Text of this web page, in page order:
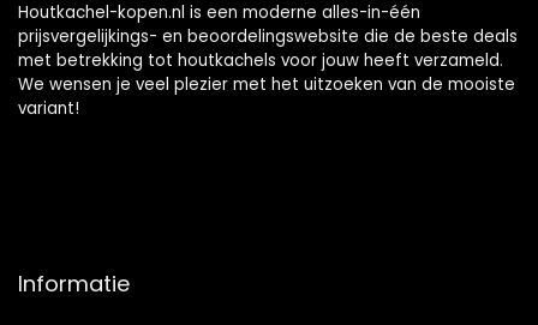
Houtkachel-kopen.nl is een moderne alles-in-één
prijsvergelijkings- en beoordelingswebsite die de beste deals
met betrekking tot houtkachels voor jouw heeft verzameld.
We wensen je veel plezier met het uitzoeken van de mooiste
variant!
Informatie